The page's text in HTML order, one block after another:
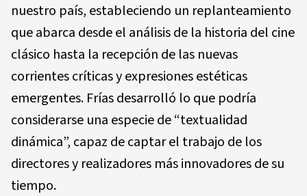
nuestro país, estableciendo un replanteamiento
que abarca desde el análisis de la historia del cine
clásico hasta la recepción de las nuevas
corrientes críticas y expresiones estéticas
emergentes. Frías desarrolló lo que podría
considerarse una especie de “textualidad
dinámica”, capaz de captar el trabajo de los
directores y realizadores más innovadores de su
tiempo.